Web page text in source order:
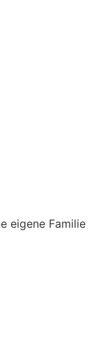
eigene Familie